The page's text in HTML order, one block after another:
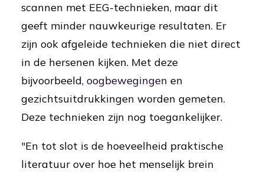
scannen met EEG-technieken, maar dit
geeft minder nauwkeurige resultaten. Er
zijn ook afgeleide technieken die niet direct
in de hersenen kijken. Met deze
bijvoorbeeld, oogbewegingen en
gezichtsuitdrukkingen worden gemeten.
Deze technieken zijn nog toegankelijker.
"En tot slot is de hoeveelheid praktische
literatuur over hoe het menselijk brein